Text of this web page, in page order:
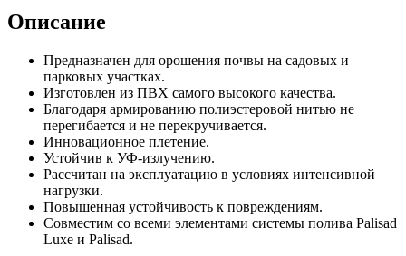
Описание
Предназначен для орошения почвы на садовых и
парковых участках.
Изготовлен из ПВХ cамого высокого качества.
Благодаря армированию полиэстеровой нитью не
перегибается и не перекручивается.
Инновационное плетение.
Устойчив к УФ-излучению.
Рассчитан на эксплуатацию в условиях интенсивной
нагрузки.
Повышенная устойчивость к повреждениям.
Совместим со всеми элементами системы полива Palisad
Luxe и Palisad.